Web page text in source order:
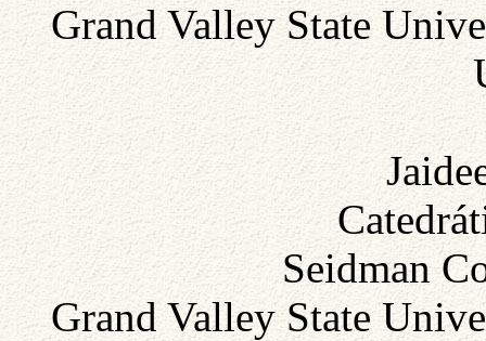
Grand Valley State
Seidman
Grand Valley State